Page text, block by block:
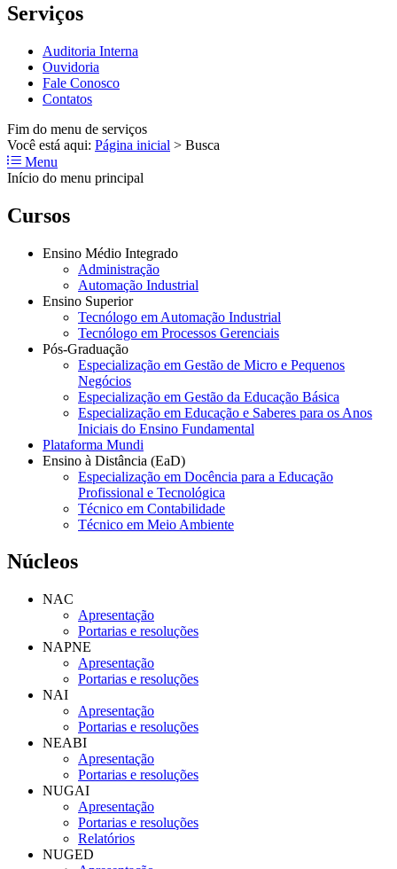
Serviços
Auditoria Interna
Ouvidoria
Fale Conosco
Contatos
Fim do menu de serviços
Você está aqui: Página inicial > Busca
Menu
Início do menu principal
Cursos
Ensino Médio Integrado
Administração
Automação Industrial
Ensino Superior
Tecnólogo em Automação Industrial
Tecnólogo em Processos Gerenciais
Pós-Graduação
Especialização em Gestão de Micro e Pequenos
Negócios
Especialização em Gestão da Educação Básica
Especialização em Educação e Saberes para os Anos
Iniciais do Ensino Fundamental
Plataforma Mundi
Ensino à Distância (EaD)
Especialização em Docência para a Educação
Profissional e Tecnológica
Técnico em Contabilidade
Técnico em Meio Ambiente
Núcleos
NAC
Apresentação
Portarias e resoluções
NAPNE
Apresentação
Portarias e resoluções
NAI
Apresentação
Portarias e resoluções
NEABI
Apresentação
Portarias e resoluções
NUGAI
Apresentação
Portarias e resoluções
Relatórios
NUGED